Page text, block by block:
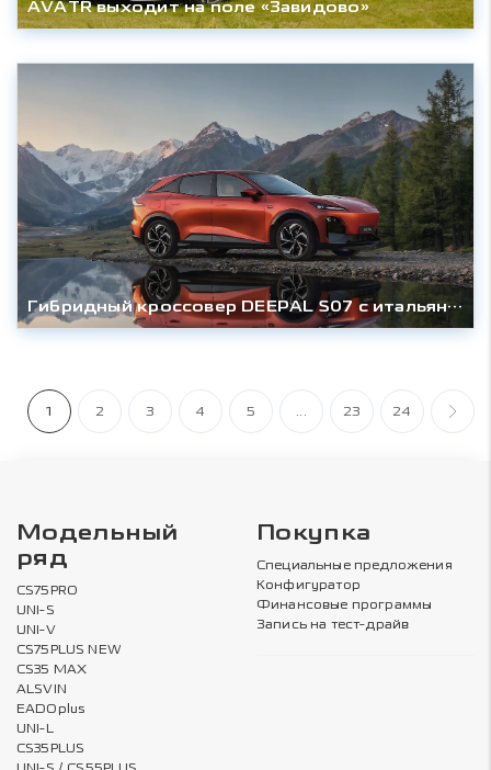
AVATR выходит на поле «Завидово»
Гибридный кроссовер DEEPAL S07 с итальянскими корнями выходит на российский рынок
1 2 3 4 5 ... 23 24
Модельный
ряд
CS75PRO
UNI-S
UNI-V
CS75PLUS NEW
CS35 MAX
ALSVIN
EADOplus
UNI-L
CS35PLUS
Покупка
Специальные предложения
Конфигуратор
Финансовые программы
Запись на тест-драйв